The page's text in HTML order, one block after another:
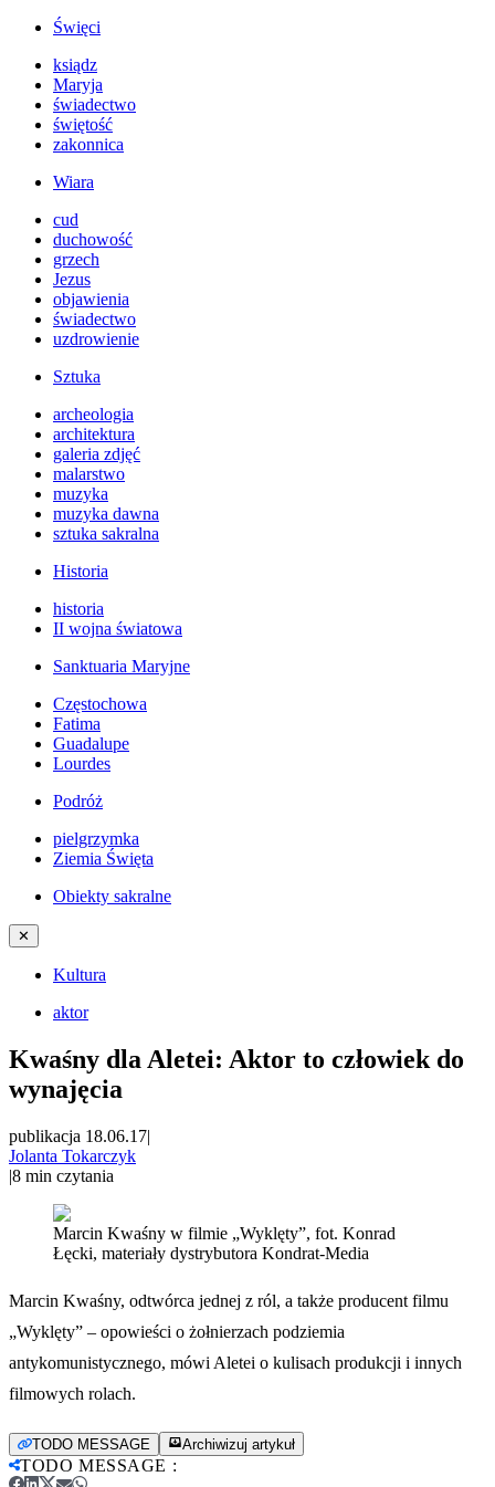
Święci
ksiądz
Maryja
świadectwo
świętość
zakonnica
Wiara
cud
duchowość
grzech
Jezus
objawienia
świadectwo
uzdrowienie
Sztuka
archeologia
architektura
galeria zdjęć
malarstwo
muzyka
muzyka dawna
sztuka sakralna
Historia
historia
II wojna światowa
Sanktuaria Maryjne
Częstochowa
Fatima
Guadalupe
Lourdes
Podróż
pielgrzymka
Ziemia Święta
Obiekty sakralne
✕
Kultura
aktor
Kwaśny dla Aletei: Aktor to człowiek do
wynajęcia
publikacja 18.06.17|
Jolanta Tokarczyk
|8 min czytania
Marcin Kwaśny w filmie „Wyklęty”, fot. Konrad
Łęcki, materiały dystrybutora Kondrat-Media
Marcin Kwaśny, odtwórca jednej z ról, a także producent filmu
„Wyklęty” – opowieści o żołnierzach podziemia
antykomunistycznego, mówi Aletei o kulisach produkcji i innych
filmowych rolach.
TODO MESSAGE Archiwizuj artykuł
TODO MESSAGE :